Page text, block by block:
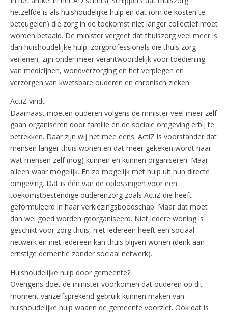
hetzelfde is als huishoudelijke hulp en dat (om de kosten te
beteugelen) die zorg in de toekomst niet langer collectief moet
worden betaald. De minister vergeet dat thuiszorg veel meer is
dan huishoudelijke hulp: zorgprofessionals die thuis zorg
verlenen, zijn onder meer verantwoordelijk voor toediening
van medicijnen, wondverzorging en het verplegen en
verzorgen van kwetsbare ouderen en chronisch zieken.
ActiZ vindt
Daarnaast moeten ouderen volgens de minister veel meer zelf
gaan organiseren door familie en de sociale omgeving erbij te
betrekken. Daar zijn wij het mee eens: ActiZ is voorstander dat
mensen langer thuis wonen en dat meer gekeken wordt naar
wat mensen zelf (nog) kunnen en kunnen organiseren. Maar
alleen waar mogelijk. En zo mogelijk met hulp uit hun directe
omgeving. Dat is één van de oplossingen voor een
toekomstbestendige ouderenzorg zoals ActiZ die heeft
geformuleerd in haar verkiezingsboodschap. Maar dat moet
dan wel goed worden georganiseerd. Niet iedere woning is
geschikt voor zorg thuis, niet iedereen heeft een sociaal
netwerk en niet iedereen kan thuis blijven wonen (denk aan
ernstige dementie zonder sociaal netwerk).
Huishoudelijke hulp door gemeente?
Overigens doet de minister voorkomen dat ouderen op dit
moment vanzelfsprekend gebruik kunnen maken van
huishoudelijke hulp waarin de gemeente voorziet. Ook dat is